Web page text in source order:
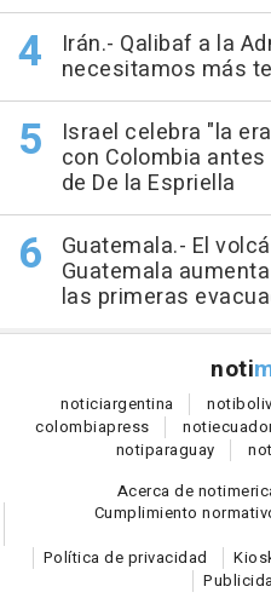
Irán.- Qalibaf a la
necesitamos más
Israel celebra "la
con Colombia
de De la Espriella
Guatemala.- El
Guatemala
las primeras
noti
noticiargentina noti
colombiapress noti
notiparaguay
Acerca de
Cumplimiento
Política de privacidad